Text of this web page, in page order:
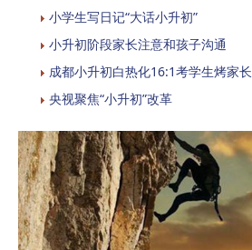
小学生写日记“大话小升初”
小升初阶段家长注意和孩子沟通
成都小升初白热化16:1考学生烤家长
央视聚焦“小升初”改革